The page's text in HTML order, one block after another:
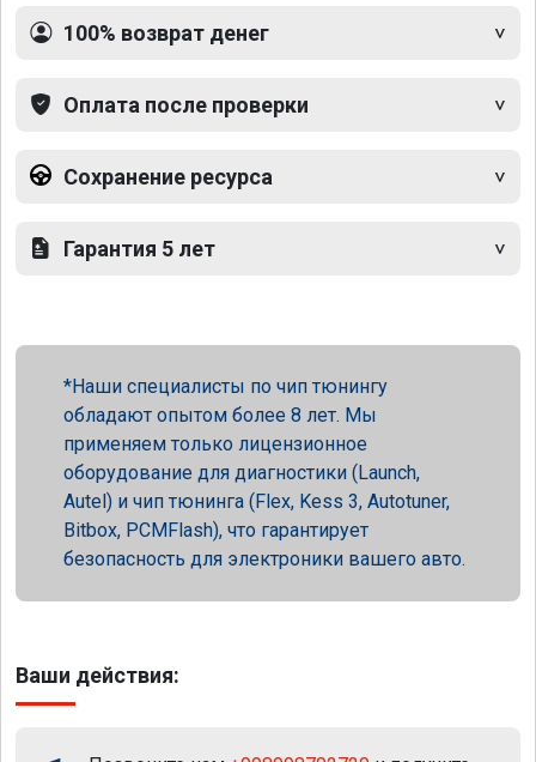
100% возврат денег
Оплата после проверки
Сохранение ресурса
Гарантия 5 лет
Наши специалисты по чип тюнингу
обладают опытом более 8 лет. Мы
применяем только лицензионное
оборудование для диагностики (Launch,
Autel) и чип тюнинга (Flex, Kess 3, Autotuner,
Bitbox, PCMFlash), что гарантирует
безопасность для электроники вашего авто.
Ваши действия: